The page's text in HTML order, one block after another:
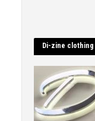
Di-zine clothing